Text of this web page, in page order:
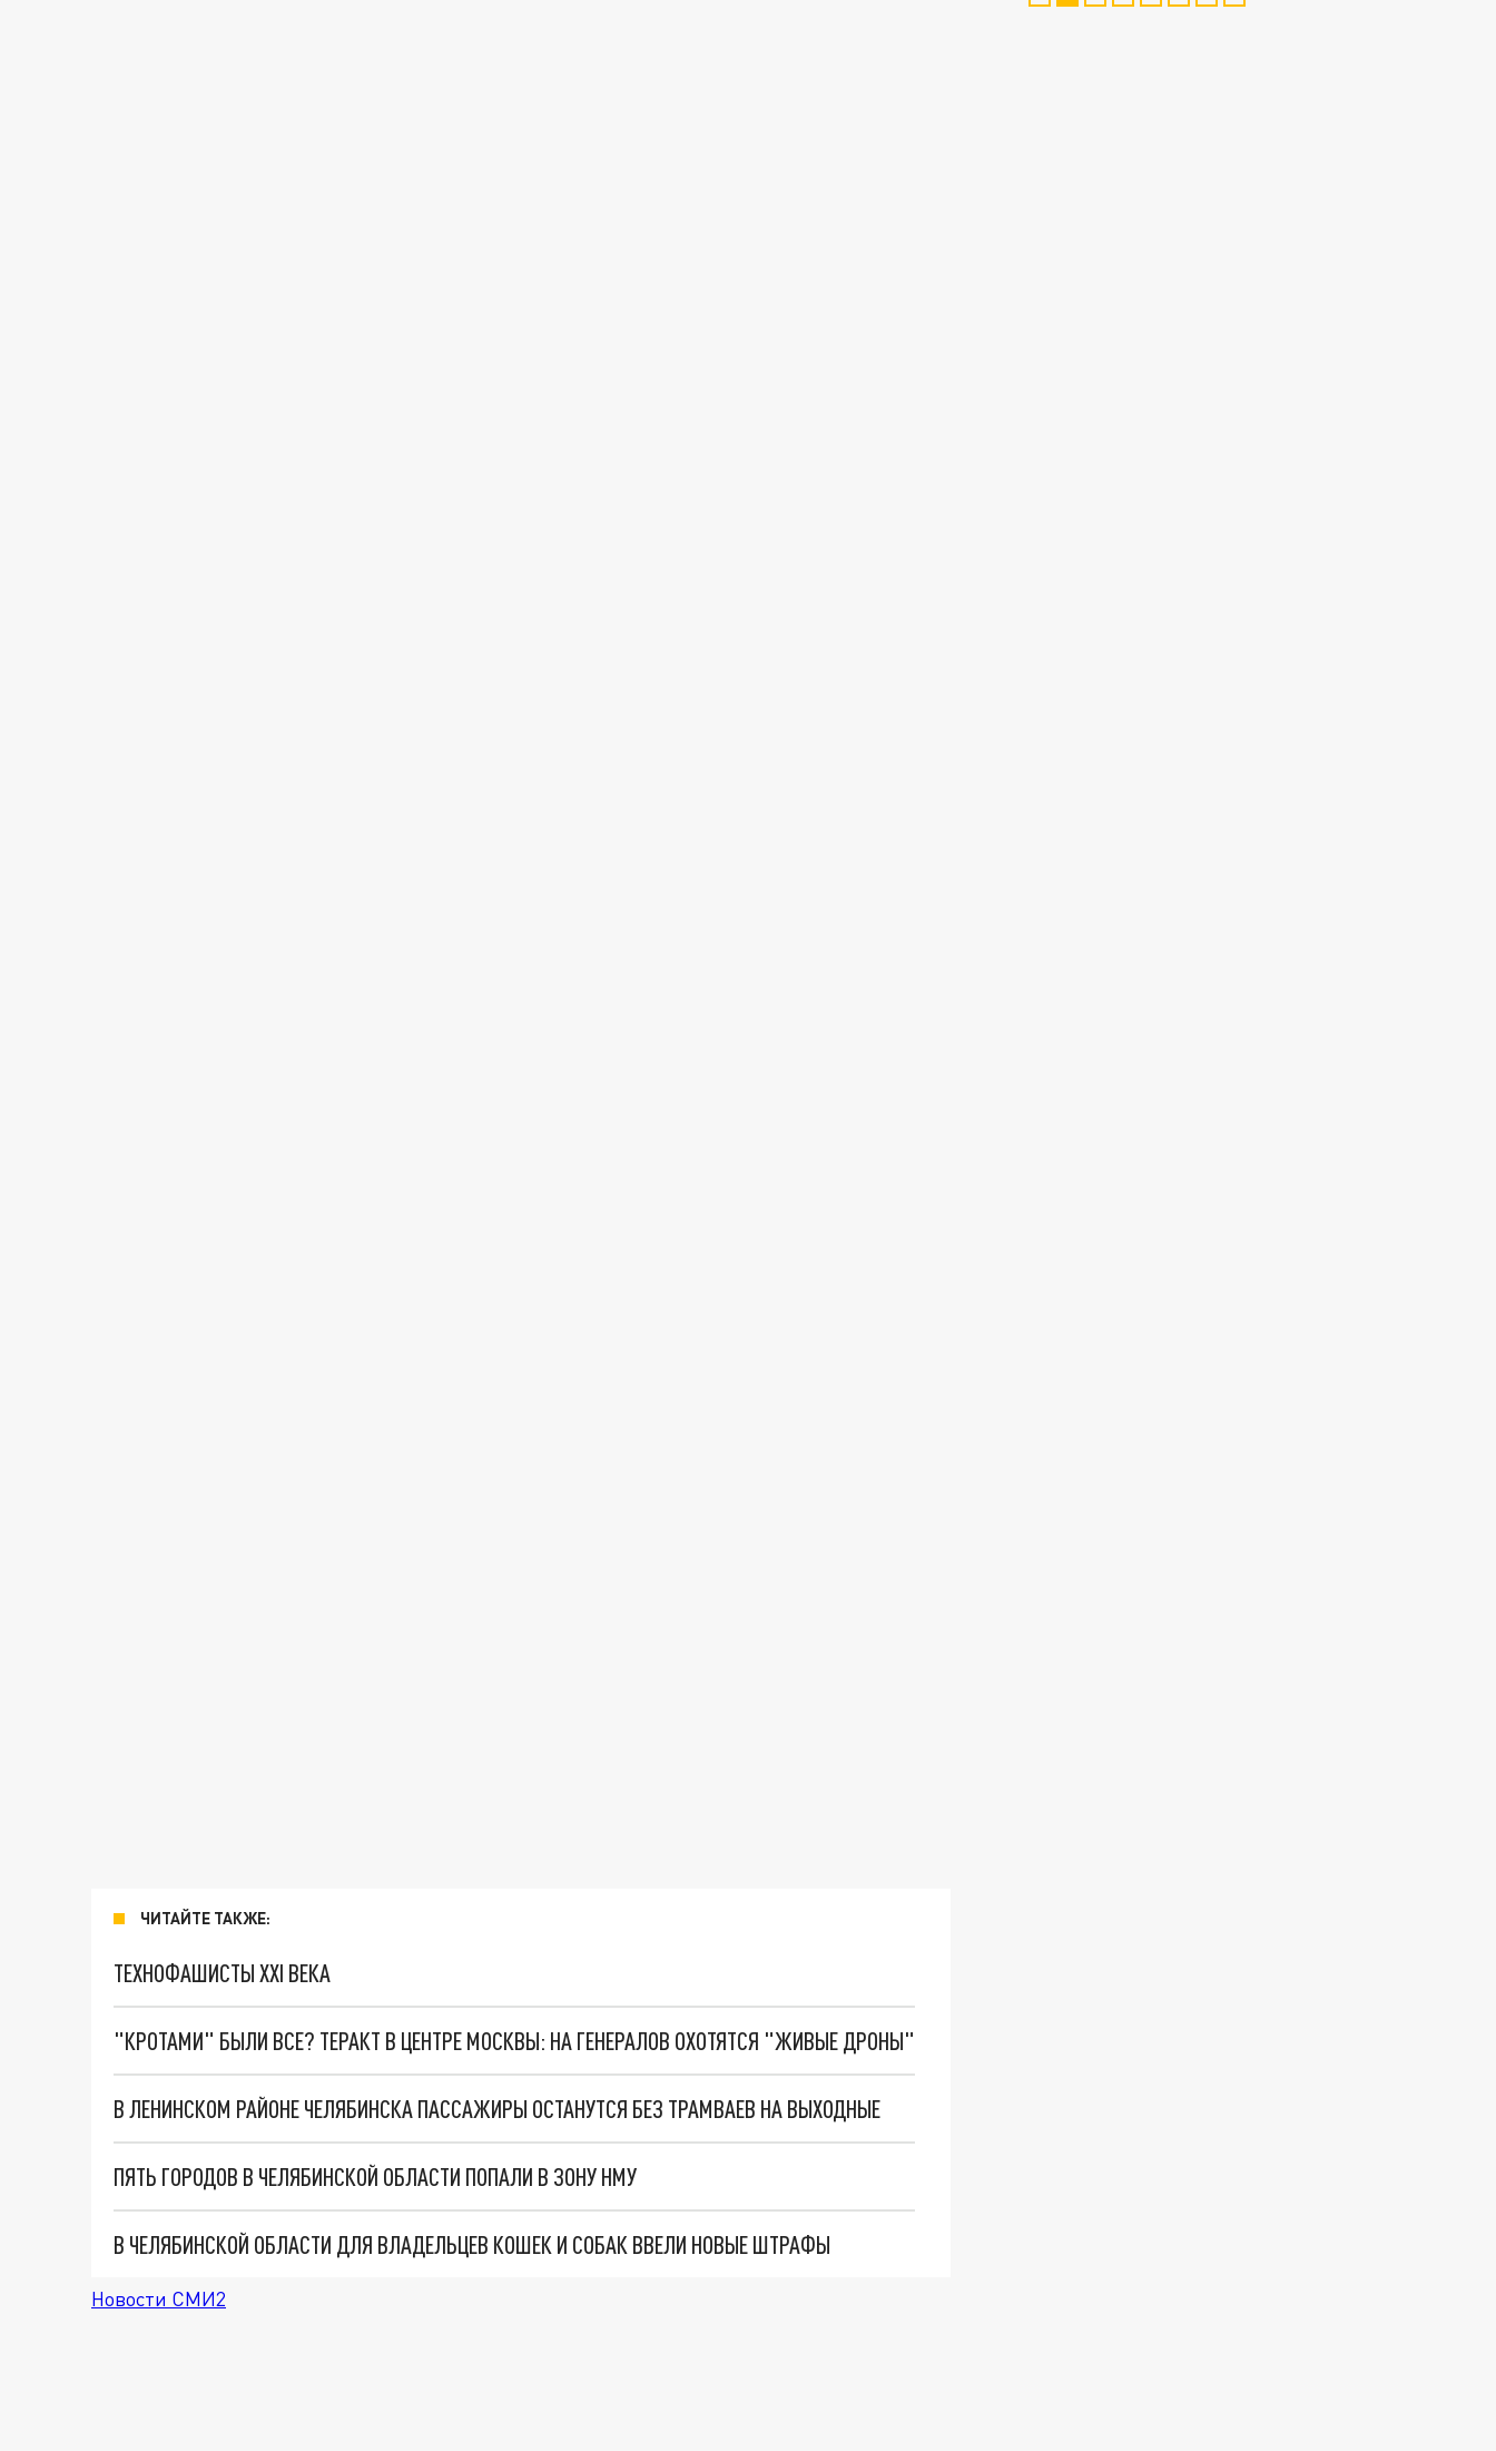
ЧИТАЙТЕ ТАКЖЕ:
ТЕХНОФАШИСТЫ XXI ВЕКА
"КРОТАМИ" БЫЛИ ВСЕ? ТЕРАКТ В ЦЕНТРЕ МОСКВЫ: НА ГЕНЕРАЛОВ ОХОТЯТСЯ "ЖИВЫЕ ДРОНЫ"
В ЛЕНИНСКОМ РАЙОНЕ ЧЕЛЯБИНСКА ПАССАЖИРЫ ОСТАНУТСЯ БЕЗ ТРАМВАЕВ НА ВЫХОДНЫЕ
ПЯТЬ ГОРОДОВ В ЧЕЛЯБИНСКОЙ ОБЛАСТИ ПОПАЛИ В ЗОНУ НМУ
В ЧЕЛЯБИНСКОЙ ОБЛАСТИ ДЛЯ ВЛАДЕЛЬЦЕВ КОШЕК И СОБАК ВВЕЛИ НОВЫЕ ШТРАФЫ
Новости СМИ2